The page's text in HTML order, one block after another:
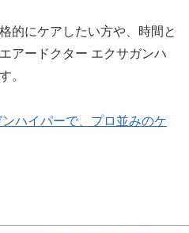
的にケアしたい方や、時間と
アードクター エクサガンハ
。
ハイパーで、プロ並みのケ